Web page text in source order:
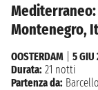
Mediterraneo:
Montenegro,
OOSTERDAM
5 GIU
Durata: 21 notti
Partenza da: